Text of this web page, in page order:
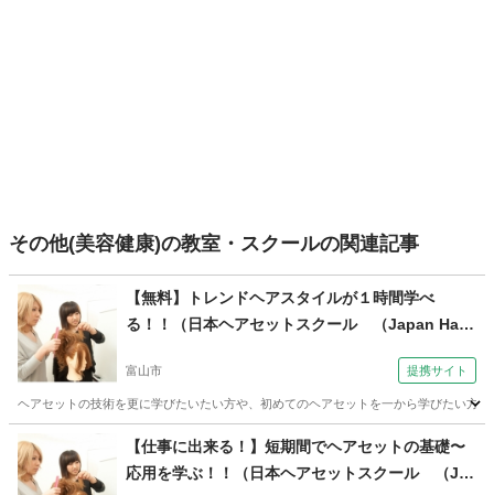
その他(美容健康)の教室・スクールの関連記事
【無料】トレンドヘアスタイルが１時間学べ
る！！（日本ヘアセットスクール （Japan Hair
べる♪）
富山市 提携サイト
ヘアセットの技術を更に学びたいたい方や、初めてのヘアセットを一から学びたい方
ヘアメイク
【仕事に出来る！】短期間でヘアセットの基礎〜
応用を学ぶ！！（日本ヘアセットスクール （Ja